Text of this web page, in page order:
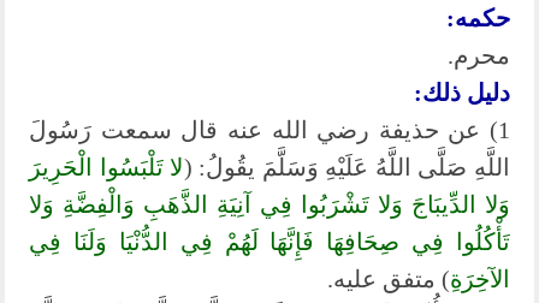
حكمه:
محرم.
دليل ذلك:
1) عن حذيفة رضي الله عنه قال سمعت رَسُولَ
اللَّهِ صَلَّى اللَّهُ عَلَيْهِ وَسَلَّمَ يقُولُ: (لا تَلْبَسُوا الْحَرِيرَ
وَلا الدِّيبَاجَ وَلا تَشْرَبُوا فِي آنِيَةِ الذَّهَبِ وَالْفِضَّةِ وَلا
تَأْكُلُوا فِي صِحَافِهَا فَإِنَّهَا لَهُمْ فِي الدُّنْيَا وَلَنَا فِي
الآخِرَةِ) متفق عليه.